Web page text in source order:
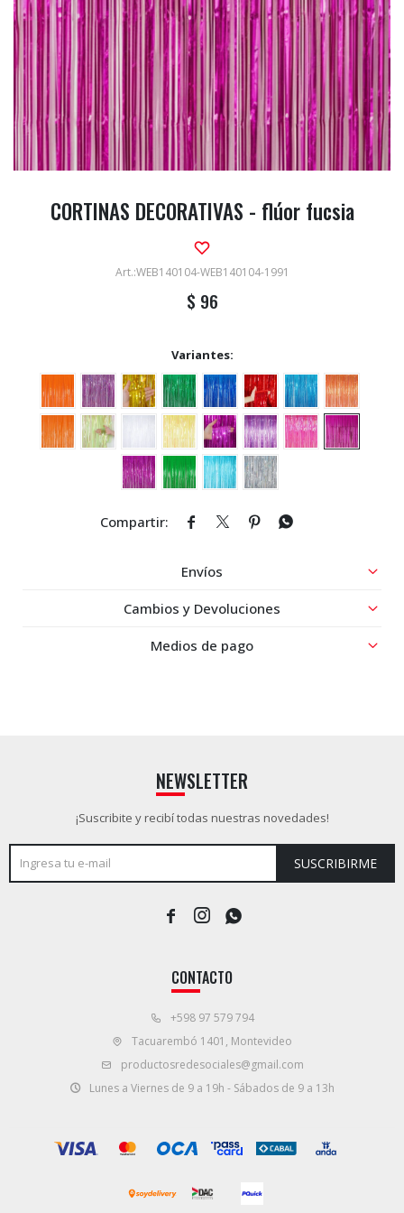
CORTINAS DECORATIVAS - flúor fucsia
WEB140104-WEB140104-1991
$ 96
Variantes:
   
Envíos
Cambios y Devoluciones
Medios de pago
CONTACTO
+598 97 579 794
Tacuarembó 1401, Montevideo
productosredesociales@gmail.com
Lunes a Viernes de 9 a 19h - Sábados de 9 a 13h
NEWSLETTER
¡Suscribite y recibí todas nuestras novedades!
SUSCRIBIRME
  